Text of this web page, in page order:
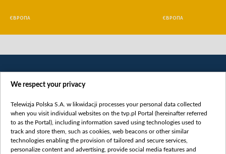
ЄВРОПА ЄВРОПА
Категорії
Новини
We respect your privacy
Telewizja Polska S.A. w likwidacji processes your personal data collected
when you visit individual websites on the tvp.pl Portal (hereinafter referred
to as the Portal), including information saved using technologies used to
track and store them, such as cookies, web beacons or other similar
technologies enabling the provision of tailored and secure services,
personalize content and advertising, provide social media features and